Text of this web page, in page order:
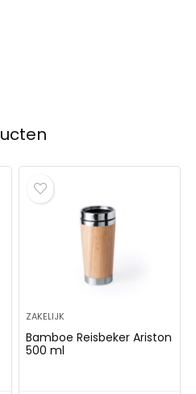
ZAKELIJK
Bamboe Reisbeker Ariston
500 ml